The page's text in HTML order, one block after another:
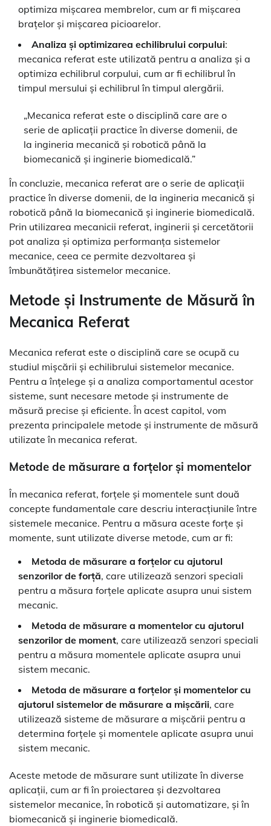
optimiza mișcarea membrelor, cum ar fi mișcarea
brațelor și mișcarea picioarelor.
Analiza și optimizarea echilibrului corpului:
mecanica referat este utilizată pentru a analiza și a
optimiza echilibrul corpului, cum ar fi echilibrul în
timpul mersului și echilibrul în timpul alergării.
„Mecanica referat este o disciplină care are o
serie de aplicații practice în diverse domenii, de
la ingineria mecanică și robotică până la
biomecanică și inginerie biomedicală.”
În concluzie, mecanica referat are o serie de aplicații
practice în diverse domenii, de la ingineria mecanică și
robotică până la biomecanică și inginerie biomedicală.
Prin utilizarea mecanicii referat, inginerii și cercetătorii
pot analiza și optimiza performanța sistemelor
mecanice, ceea ce permite dezvoltarea și
îmbunătățirea sistemelor mecanice.
Metode și Instrumente de Măsură în
Mecanica Referat
Mecanica referat este o disciplină care se ocupă cu
studiul mișcării și echilibrului sistemelor mecanice.
Pentru a înțelege și a analiza comportamentul acestor
sisteme, sunt necesare metode și instrumente de
măsură precise și eficiente. În acest capitol, vom
prezenta principalele metode și instrumente de măsură
utilizate în mecanica referat.
Metode de măsurare a forțelor și momentelor
În mecanica referat, forțele și momentele sunt două
concepte fundamentale care descriu interacțiunile între
sistemele mecanice. Pentru a măsura aceste forțe și
momente, sunt utilizate diverse metode, cum ar fi:
Metoda de măsurare a forțelor cu ajutorul
senzorilor de forță, care utilizează senzori speciali
pentru a măsura forțele aplicate asupra unui sistem
mecanic.
Metoda de măsurare a momentelor cu ajutorul
senzorilor de moment, care utilizează senzori speciali
pentru a măsura momentele aplicate asupra unui
sistem mecanic.
Metoda de măsurare a forțelor și momentelor cu
ajutorul sistemelor de măsurare a mișcării, care
utilizează sisteme de măsurare a mișcării pentru a
determina forțele și momentele aplicate asupra unui
sistem mecanic.
Aceste metode de măsurare sunt utilizate în diverse
aplicații, cum ar fi în proiectarea și dezvoltarea
sistemelor mecanice, în robotică și automatizare, și în
biomecanică și inginerie biomedicală.